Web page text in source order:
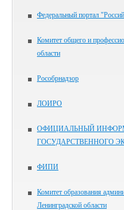
Федеральный портал
Комитет общего и
области
Рособрнадзор
ЛОИРО
ОФИЦИАЛЬНЫЙ
ГОСУДАРСТВЕННОГО
ФИПИ
Комитет образования
Ленинградской области